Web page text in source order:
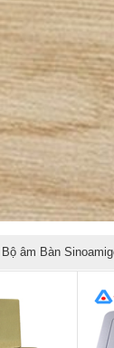
Bộ âm Bàn